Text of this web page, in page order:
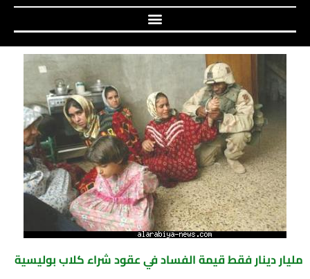
مليار دينار فقط قيمة الفساد في عقود شراء كلاب بوليسية